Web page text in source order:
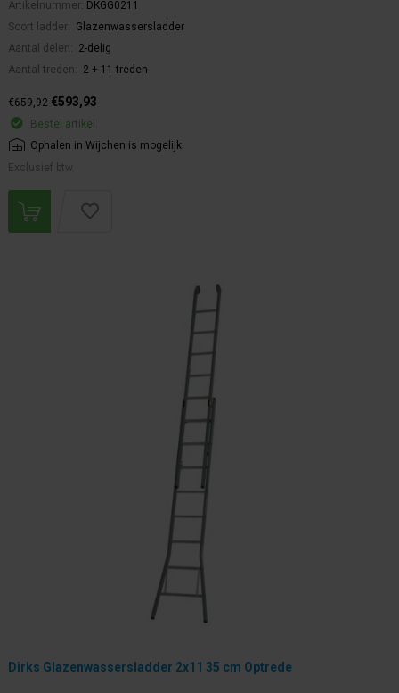
Artikelnummer: DKGG0211
Soort ladder:
Glazenwassersladder
Aantal delen:
2-delig
Aantal treden:
2 + 11 treden
€659,92 €593,93
Bestel artikel.
Ophalen in Wijchen is mogelijk.
Exclusief btw.
Dirks Glazenwassersladder 2x11 35 cm Optrede